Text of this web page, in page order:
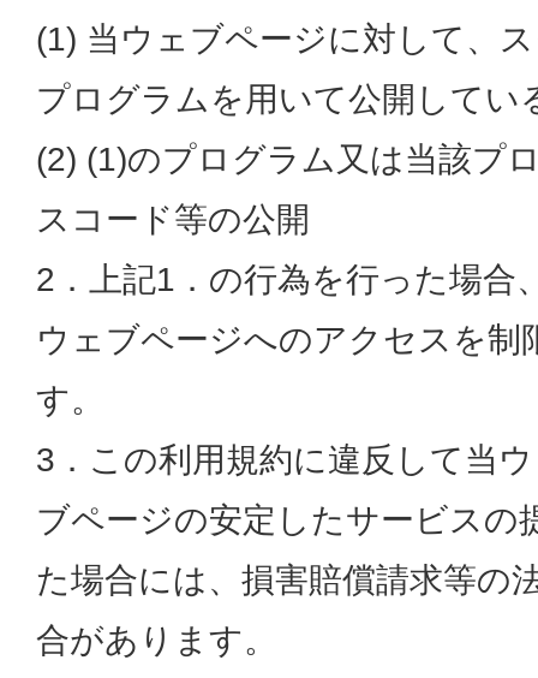
(1) 当ウェブページに対して、
プログラムを用いて公開してい
(2) (1)のプログラム又は当該プ
スコード等の公開
2．上記1．の行為を行った場合
ウェブページへのアクセスを制
す。
3．この利用規約に違反して当
ブページの安定したサービスの
た場合には、損害賠償請求等の
合があります。